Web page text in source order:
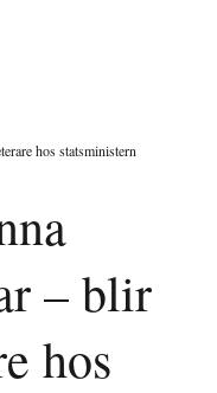
hos statsministern
– blir
hos